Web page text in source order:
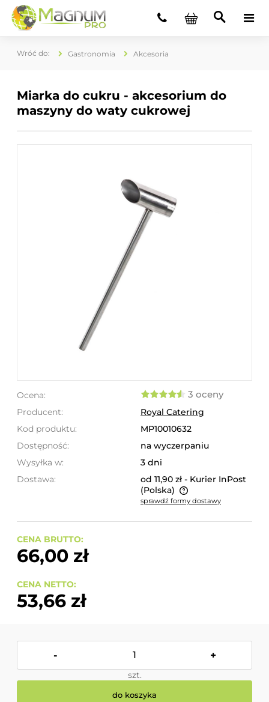
Gastronomia Akcesoria
Miarka do cukru - akcesorium do
maszyny do waty cukrowej
Ocena: 3 oceny
Producent:
Royal Catering
Kod produktu:
MP10010632
Dostępność:
na wyczerpaniu
Wysyłka w:
3 dni
Dostawa:
od 11,90 zł - Kurier InPost
(Polska)
Cena nie zawiera ewentualnych kosztów płatności
sprawdź formy dostawy
CENA BRUTTO:
66,00 zł
CENA NETTO:
53,66 zł
- +
szt.
do koszyka